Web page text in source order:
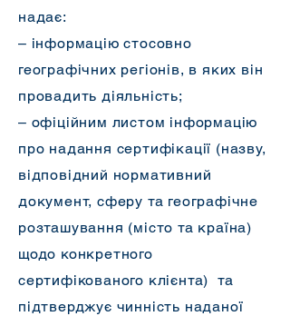
надає:
– інформацію стосовно
географічних регіонів, в яких він
провадить діяльність;
– офіційним листом інформацію
про надання сертифікації (назву,
відповідний нормативний
документ, сферу та географічне
розташування (місто та країна)
щодо конкретного
сертифікованого клієнта) та
підтверджує чинність наданої